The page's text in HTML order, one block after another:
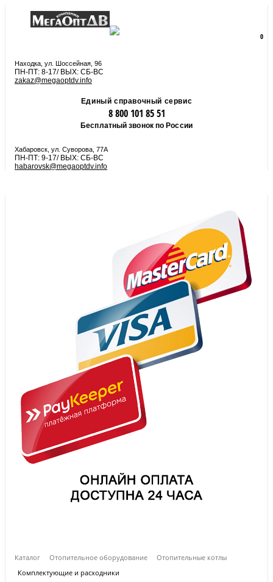
0
Находка, ул. Шоссейная, 96
ПН-ПТ: 8-17/ ВЫХ: СБ-ВС
zakaz@megaoptdv.info
Единый справочный сервис
8 800 101 85 51
Бесплатный звонок по России
Хабаровск, ул. Суворова, 77А
ПН-ПТ: 9-17/ ВЫХ: СБ-ВС
habarovsk@megaoptdv.info
Каталог Отопительное оборудование
Отопительные котлы
Комплектующие и расходники